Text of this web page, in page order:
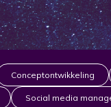
Conceptontwikkeling
Social media